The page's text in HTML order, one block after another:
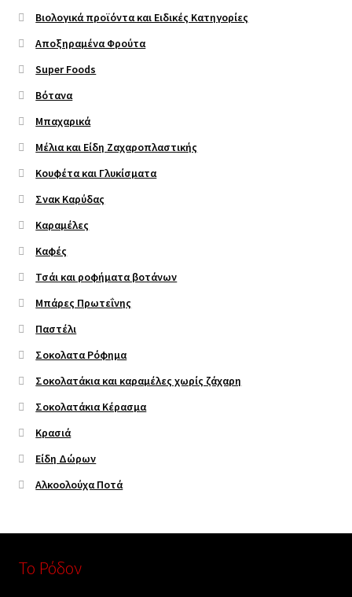
Βιολογικά προϊόντα και Ειδικές Κατηγορίες
Αποξηραμένα Φρούτα
Super Foods
Βότανα
Μπαχαρικά
Μέλια και Είδη Ζαχαροπλαστικής
Κουφέτα και Γλυκίσματα
Σνακ Καρύδας
Καραμέλες
Καφές
Τσάι και ροφήματα βοτάνων
Μπάρες Πρωτεΐνης
Παστέλι
Σοκολατα Ρόφημα
Σοκολατάκια και καραμέλες χωρίς ζάχαρη
Σοκολατάκια Κέρασμα
Κρασιά
Είδη Δώρων
Αλκοολούχα Ποτά
Το Ρόδον